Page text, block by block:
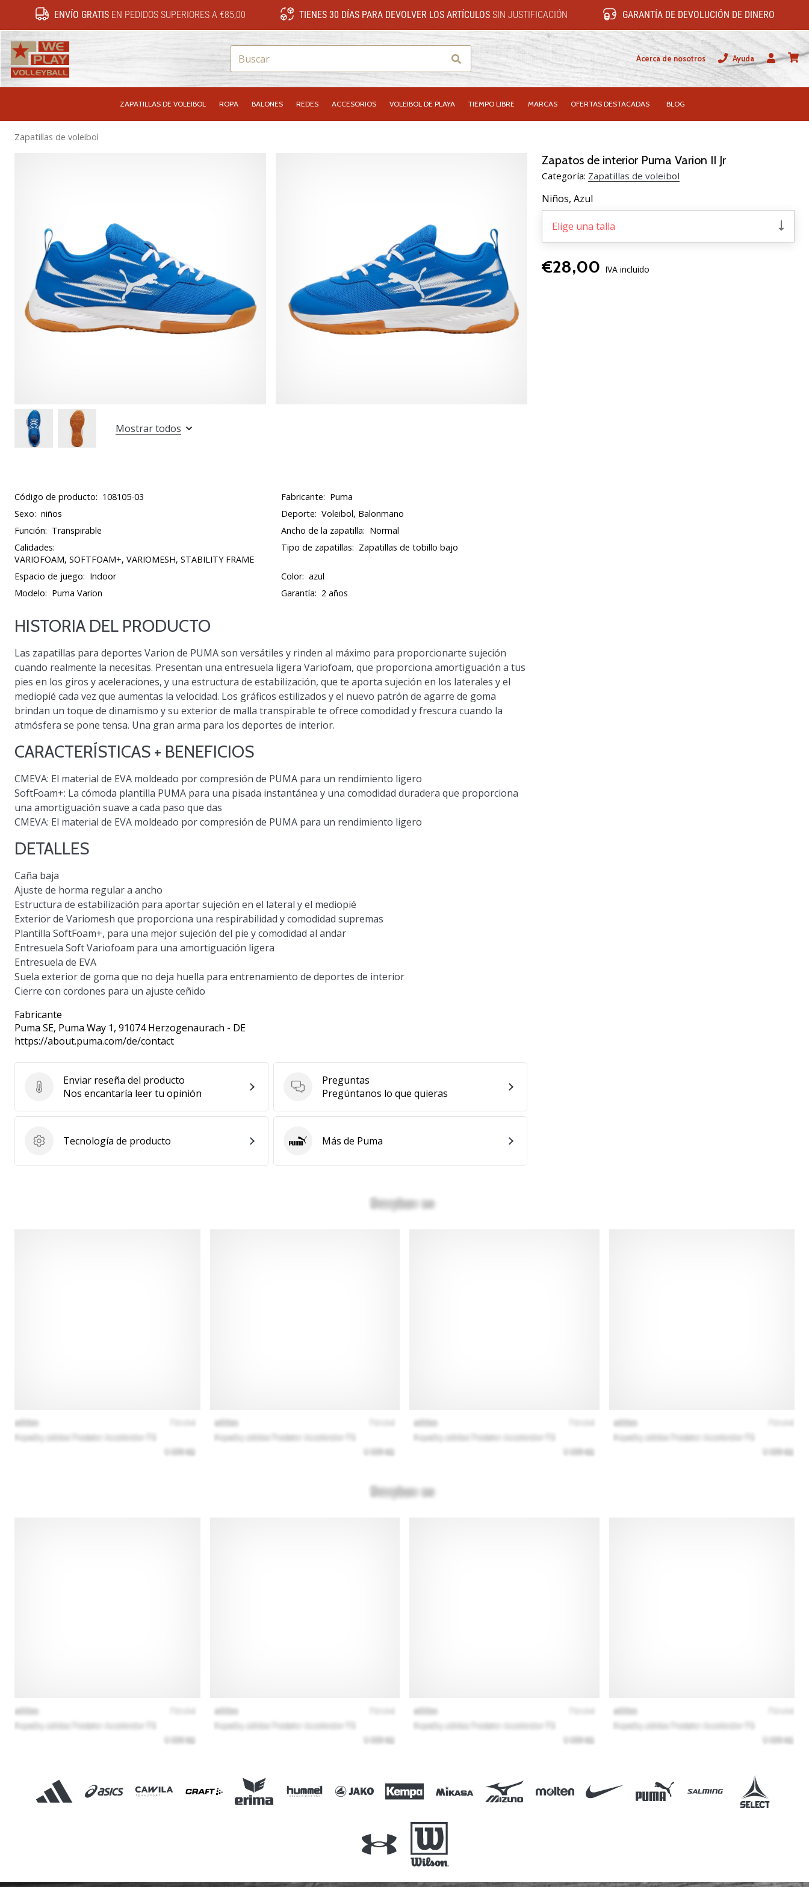
ENVÍO GRATISEN PEDIDOS SUPERIORES A €85,00 TIENES 30 DÍAS PARA DEVOLVER LOS ARTÍCULOS SIN JUSTIFICACIÓN GARANTÍA DE DEVOLUCIÓN DE DINERO
Buscar Acerca de nosotros
Ayuda
Usuario
ZAPATILLAS DE VOLEIBOL ROPA BALONES REDES ACCESORIOS VOLEIBOL DE PLAYA TIEMPO LIBRE MARCAS OFERTAS DESTACADAS BLOG
Zapatillas de voleibol
Zapatos de interior Puma Varion II Jr
Categoría: Zapatillas de voleibol
Niños, Azul
Elige una talla
€28,00 IVA incluido
Mostrar todos
Código de producto: 108105-03 Fabricante: Puma
Sexo: niños Deporte: Voleibol, Balonmano
Función: Transpirable Ancho de la zapatilla: Normal
Calidades:
VARIOFOAM, SOFTFOAM+, VARIOMESH, STABILITY FRAME
Tipo de zapatillas: Zapatillas de tobillo bajo
Espacio de juego: Indoor Color: azul
Modelo: Puma Varion Garantía: 2 años
HISTORIA DEL PRODUCTO
Las zapatillas para deportes Varion de PUMA son versátiles y rinden al máximo para proporcionarte sujeción
cuando realmente la necesitas. Presentan una entresuela ligera Variofoam, que proporciona amortiguación a tus
pies en los giros y aceleraciones, y una estructura de estabilización, que te aporta sujeción en los laterales y el
mediopié cada vez que aumentas la velocidad. Los gráficos estilizados y el nuevo patrón de agarre de goma
brindan un toque de dinamismo y su exterior de malla transpirable te ofrece comodidad y frescura cuando la
atmósfera se pone tensa. Una gran arma para los deportes de interior.
CARACTERÍSTICAS + BENEFICIOS
CMEVA: El material de EVA moldeado por compresión de PUMA para un rendimiento ligero
SoftFoam+: La cómoda plantilla PUMA para una pisada instantánea y una comodidad duradera que proporciona
una amortiguación suave a cada paso que das
CMEVA: El material de EVA moldeado por compresión de PUMA para un rendimiento ligero
DETALLES
Caña baja
Ajuste de horma regular a ancho
Estructura de estabilización para aportar sujeción en el lateral y el mediopié
Exterior de Variomesh que proporciona una respirabilidad y comodidad supremas
Plantilla SoftFoam+, para una mejor sujeción del pie y comodidad al andar
Entresuela Soft Variofoam para una amortiguación ligera
Entresuela de EVA
Suela exterior de goma que no deja huella para entrenamiento de deportes de interior
Cierre con cordones para un ajuste ceñido
Fabricante
Puma SE, Puma Way 1, 91074 Herzogenaurach - DE
https://about.puma.com/de/contact
Enviar reseña del producto
Enviar reseña del producto
Nos encantaría leer tu opinión
Preguntas
Preguntas
Pregúntanos lo que quieras
Tecnología de producto
Tecnología de producto PumaMás de Puma